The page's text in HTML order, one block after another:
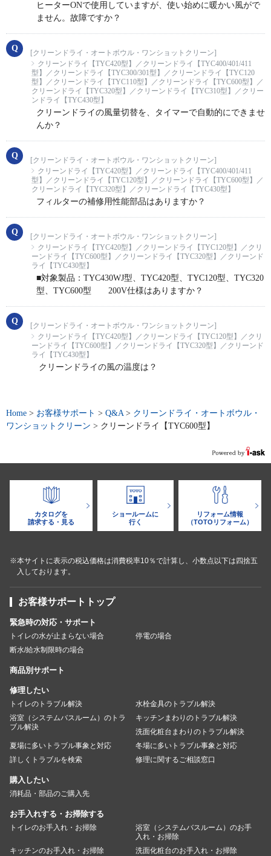
ヒーターONで使用していますが、使い始めに暖かい風がで
ません。故障ですか？
[クリーンドライ・オートボウル・ワンショットクリーン]
クリーンドライ【TYC420型】／クリーンドライ【TYC400/401/411
型】／クリーンドライ【TYC300/301型】／クリーンドライ【TYC120
型】／クリーンドライ【TYC110型】／クリーンドライ【TYC600型】／
クリーンドライ【TYC320型】／クリーンドライ【TYC310型】／クリー
ンドライ【TYC430型】
クリーンドライの風量切替を、タイマーで自動的にできませ
んか？
[クリーンドライ・オートボウル・ワンショットクリーン]
クリーンドライ【TYC420型】／クリーンドライ【TYC400/401/411
型】／クリーンドライ【TYC120型】／クリーンドライ【TYC600型】／
クリーンドライ【TYC320型】／クリーンドライ【TYC430型】
フィルターの補修用性能部品はありますか？
[クリーンドライ・オートボウル・ワンショットクリーン]
クリーンドライ【TYC420型】／クリーンドライ【TYC120型】／クリ
ーンドライ【TYC600型】／クリーンドライ【TYC320型】／クリーンド
ライ【TYC430型】
■対象製品：TYC430WJ型、TYC420型、TYC120型、TYC320
型、TYC600型 200V仕様はありますか？
[クリーンドライ・オートボウル・ワンショットクリーン]
クリーンドライ【TYC420型】／クリーンドライ【TYC120型】／クリ
ーンドライ【TYC600型】／クリーンドライ【TYC320型】／クリーンド
ライ【TYC430型】
クリーンドライの風の温度は？
Home > お客様サポート > Q&A> クリーンドライ・オートボウル・
ワンショットクリーン > クリーンドライ【TYC600型】
カタログを
請求する・見る
ショールームに
行く
リフォーム情報
（TOTOリフォーム）
※本サイトに表示の税込価格は消費税率10％で計算し、小数点以下は四捨五
入しております。
お客様サポートトップ
緊急時の対応・サポート
トイレの水が止まらない場合
停電の場合
断水/給水制限時の場合
商品別サポート
修理したい
トイレのトラブル解決
水栓金具のトラブル解決
浴室（システムバスルーム）のトラ
ブル解決
キッチンまわりのトラブル解決
洗面化粧台まわりのトラブル解決
夏場に多いトラブル事象と対応
冬場に多いトラブル事象と対応
詳しくトラブルを検索
修理に関するご相談窓口
購入したい
消耗品・部品のご購入先
お手入れする・お掃除する
トイレのお手入れ・お掃除
浴室（システムバスルーム）のお手
入れ・お掃除
キッチンのお手入れ・お掃除
洗面化粧台のお手入れ・お掃除